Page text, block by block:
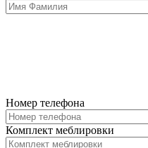
Номер телефона
Комплект меблировки